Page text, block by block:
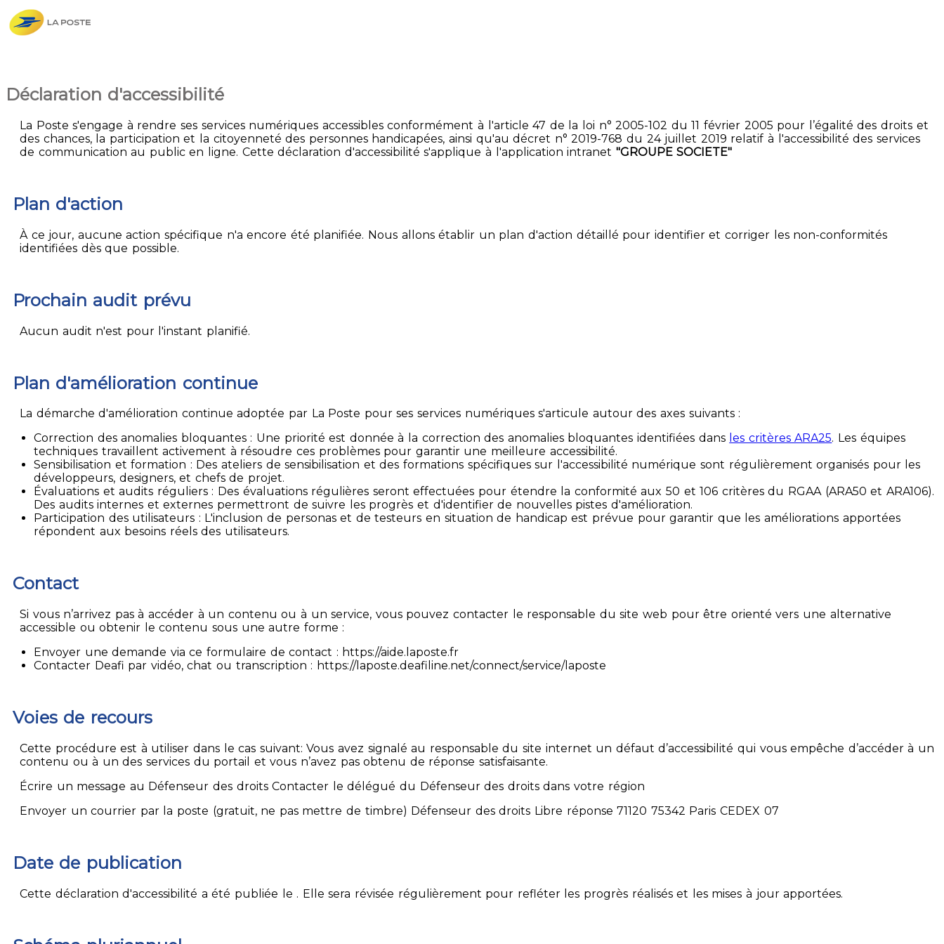
Déclaration d'accessibilité
La Poste s'engage à rendre ses services numériques accessibles conformément à l'article 47 de la loi n° 2005-102 du 11 février 2005 pour l’égalité des droits et
des chances, la participation et la citoyenneté des personnes handicapées, ainsi qu'au décret n° 2019-768 du 24 juillet 2019 relatif à l'accessibilité des services
de communication au public en ligne. Cette déclaration d'accessibilité s'applique à l'application intranet "GROUPE SOCIETE"
Plan d'action
À ce jour, aucune action spécifique n'a encore été planifiée. Nous allons établir un plan d'action détaillé pour identifier et corriger les non-conformités
identifiées dès que possible.
Prochain audit prévu
Aucun audit n'est pour l'instant planifié.
Plan d'amélioration continue
La démarche d'amélioration continue adoptée par La Poste pour ses services numériques s'articule autour des axes suivants :
Correction des anomalies bloquantes : Une priorité est donnée à la correction des anomalies bloquantes identifiées dans les critères ARA25. Les équipes
techniques travaillent activement à résoudre ces problèmes pour garantir une meilleure accessibilité.
Sensibilisation et formation : Des ateliers de sensibilisation et des formations spécifiques sur l'accessibilité numérique sont régulièrement organisés pour les
développeurs, designers, et chefs de projet.
Évaluations et audits réguliers : Des évaluations régulières seront effectuées pour étendre la conformité aux 50 et 106 critères du RGAA (ARA50 et ARA106).
Des audits internes et externes permettront de suivre les progrès et d'identifier de nouvelles pistes d'amélioration.
Participation des utilisateurs : L'inclusion de personas et de testeurs en situation de handicap est prévue pour garantir que les améliorations apportées
répondent aux besoins réels des utilisateurs.
Contact
Si vous n’arrivez pas à accéder à un contenu ou à un service, vous pouvez contacter le responsable du site web pour être orienté vers une alternative
accessible ou obtenir le contenu sous une autre forme :
Envoyer une demande via ce formulaire de contact : https://aide.laposte.fr
Contacter Deafi par vidéo, chat ou transcription : https://laposte.deafiline.net/connect/service/laposte
Voies de recours
Cette procédure est à utiliser dans le cas suivant: Vous avez signalé au responsable du site internet un défaut d’accessibilité qui vous empêche d’accéder à un
contenu ou à un des services du portail et vous n’avez pas obtenu de réponse satisfaisante.
Écrire un message au Défenseur des droits Contacter le délégué du Défenseur des droits dans votre région
Envoyer un courrier par la poste (gratuit, ne pas mettre de timbre) Défenseur des droits Libre réponse 71120 75342 Paris CEDEX 07
Date de publication
Cette déclaration d'accessibilité a été publiée le . Elle sera révisée régulièrement pour refléter les progrès réalisés et les mises à jour apportées.